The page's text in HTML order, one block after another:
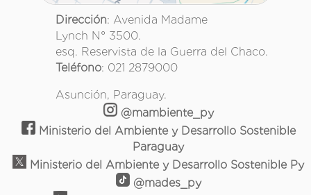
Dirección: Avenida Madame
Lynch N° 3500.
esq. Reservista de la Guerra del Chaco.
Teléfono: 021 2879000
Asunción, Paraguay.
@mambiente_py
Ministerio del Ambiente y Desarrollo Sostenible
Paraguay
Ministerio del Ambiente y Desarrollo Sostenible Py
@mades_py